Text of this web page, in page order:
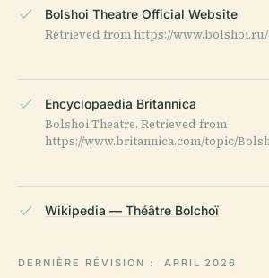
Bolshoi Theatre Official Website
Retrieved from https://
Encyclopaedia Britannica
Bolshoi Theatre. Retrieved from
https://www.britannica.com/topic/
Wikipedia — Théâtre Bolchoï
DERNIÈRE RÉVISION : APRIL 2026